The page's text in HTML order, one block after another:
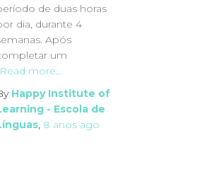
de duas horas
dia, durante 4
Após
um
Read more…
Happy Institute of
- Escola de
, 8 anos ago